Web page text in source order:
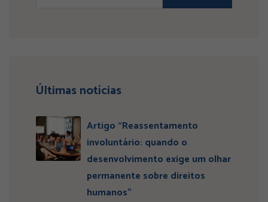
Últimas notícias
Artigo “Reassentamento
involuntário: quando o
desenvolvimento exige um olhar
permanente sobre direitos
humanos”